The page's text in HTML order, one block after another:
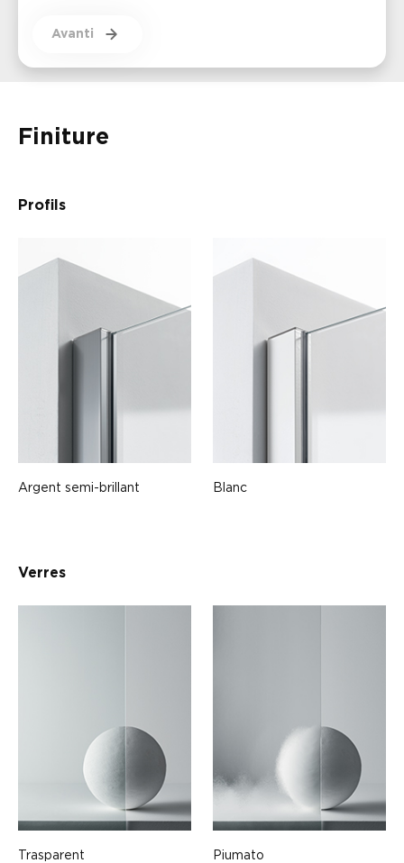
Avanti
Finiture
Profils
Argent semi-brillant Blanc
Verres
Trasparent Piumato